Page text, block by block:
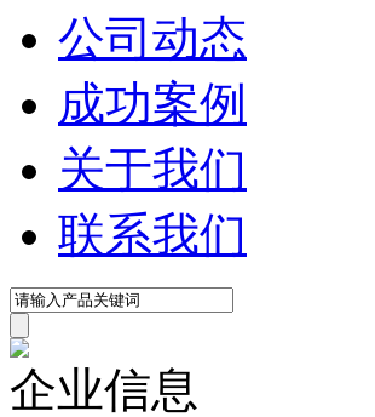
公司动态
成功案例
关于我们
联系我们
企业信息